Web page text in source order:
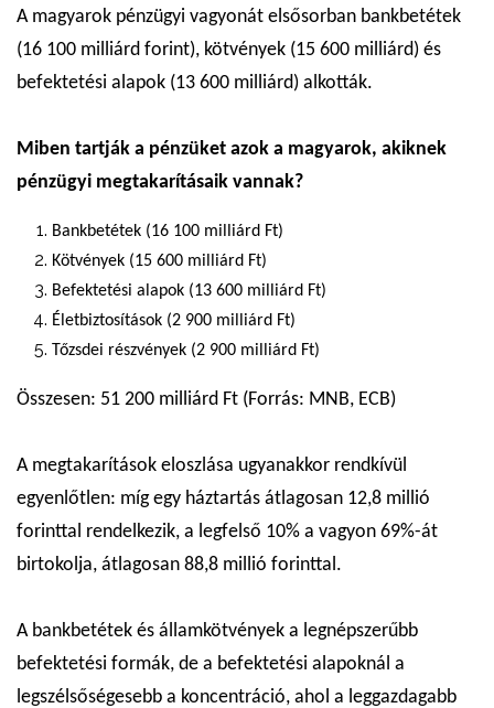
A magyarok pénzügyi vagyonát elsősorban bankbetétek
(16 100 milliárd forint), kötvények (15 600 milliárd) és
befektetési alapok (13 600 milliárd) alkották.
Miben tartják a pénzüket azok a magyarok, akiknek
pénzügyi megtakarításaik vannak?
Bankbetétek (16 100 milliárd Ft)
Kötvények (15 600 milliárd Ft)
Befektetési alapok (13 600 milliárd Ft)
Életbiztosítások (2 900 milliárd Ft)
Tőzsdei részvények (2 900 milliárd Ft)
Összesen: 51 200 milliárd Ft (Forrás: MNB, ECB)
A megtakarítások eloszlása ugyanakkor rendkívül
egyenlőtlen: míg egy háztartás átlagosan 12,8 millió
forinttal rendelkezik, a legfelső 10% a vagyon 69%-át
birtokolja, átlagosan 88,8 millió forinttal.
A bankbetétek és államkötvények a legnépszerűbb
befektetési formák, de a befektetési alapoknál a
legszélsőségesebb a koncentráció, ahol a leggazdagabb